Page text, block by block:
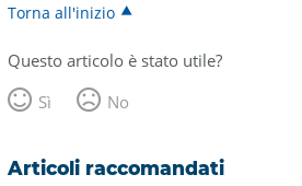
Torna all'inizio
Questo articolo è stato utile?
Sì
No
Articoli raccomandati